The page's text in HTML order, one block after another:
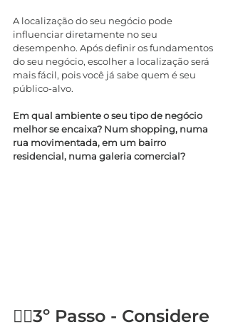
A localização do seu negócio pode
influenciar diretamente no seu
desempenho. Após definir os fundamentos
do seu negócio, escolher a localização será
mais fácil, pois você já sabe quem é seu
público-alvo.
Em qual ambiente o seu tipo de negócio
melhor se encaixa? Num shopping, numa
rua movimentada, em um bairro
residencial, numa galeria comercial?
🚶‍♂️3º Passo - Considere